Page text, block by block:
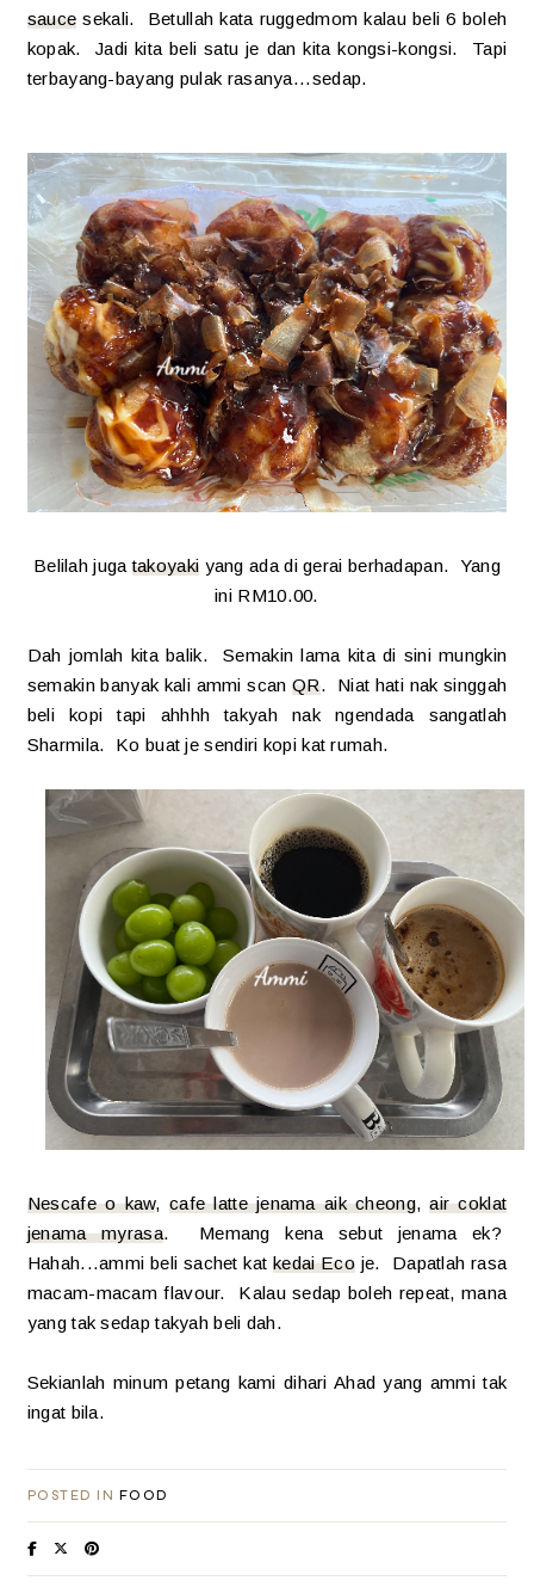
sauce sekali. Betullah kata ruggedmom kalau beli 6 boleh
kopak. Jadi kita beli satu je dan kita kongsi-kongsi. Tapi
terbayang-bayang pulak rasanya...sedap.
Belilah jugatakoyaki yang ada di gerai berhadapan. Yang
ini RM10.00.
Dah jomlah kita balik. Semakin lama kita di sini mungkin
semakin banyak kali ammi scanQR. Niat hati nak singgah
beli kopi tapi ahhhh takyah nak ngendada sangatlah
Sharmila. Ko buat je sendiri kopi kat rumah.
Nescafe o kaw, cafe latte jenama aik cheong,air coklat
jenama myrasa. Memang kena sebut jenama ek?
Hahah...ammi beli sachet kat kedai Eco je. Dapatlah rasa
macam-macam flavour. Kalau sedap boleh repeat, mana
yang tak sedap takyah beli dah.
Sekianlah minum petang kami dihari Ahad yang ammi tak
ingat bila.
POSTED IN FOOD